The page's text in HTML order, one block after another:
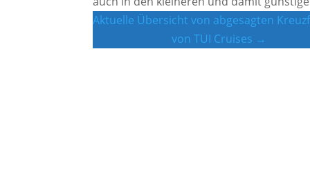
Aktuelle Übersicht von abgesagten
von TUI Cruises →